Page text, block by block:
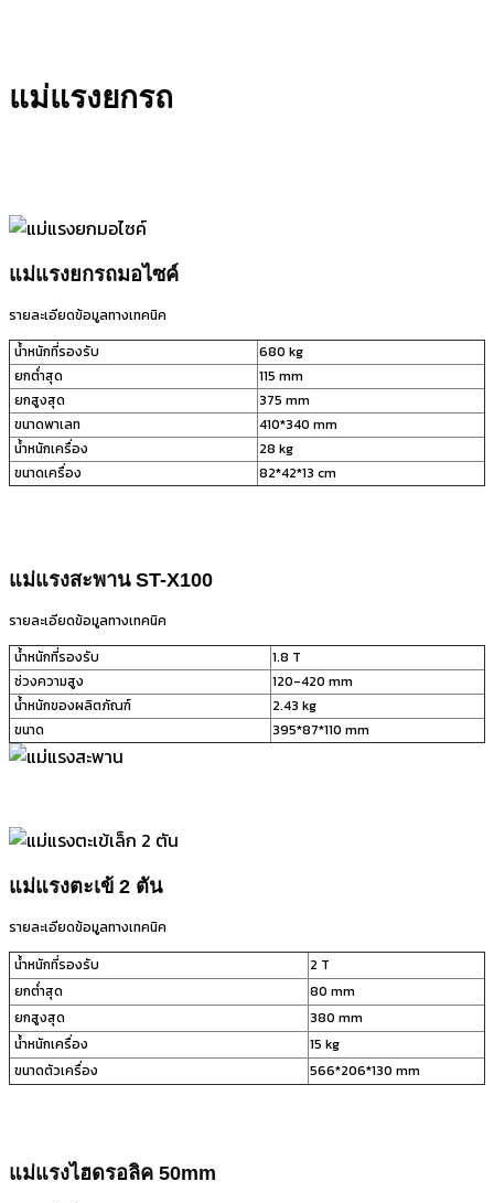
แม่แรงยกรถ
แม่แรงยกรถมอไซค์
รายละเอียดข้อมูลทางเทคนิค
น้ำหนักที่รองรับ
680 kg
ยกต่ำสุด
115 mm
ยกสูงสุด
375 mm
ขนาดพาเลท
410*340 mm
น้ำหนักเครื่อง
28 kg
ขนาดเครื่อง
82*42*13 cm
แม่แรงสะพาน ST-X100
รายละเอียดข้อมูลทางเทคนิค
น้ำหนักที่รองรับ
1.8 T
ช่วงความสูง
120-420 mm
น้ำหนักของผลิตภัณฑ์
2.43 kg
ขนาด
395*87*110 mm
แม่แรงตะเข้ 2 ตัน
รายละเอียดข้อมูลทางเทคนิค
น้ำหนักที่รองรับ
2 T
ยกต่ำสุด
80 mm
ยกสูงสุด
380 mm
น้ำหนักเครื่อง
15 kg
ขนาดตัวเครื่อง
566*206*130 mm
แม่แรงไฮดรอลิค 50mm